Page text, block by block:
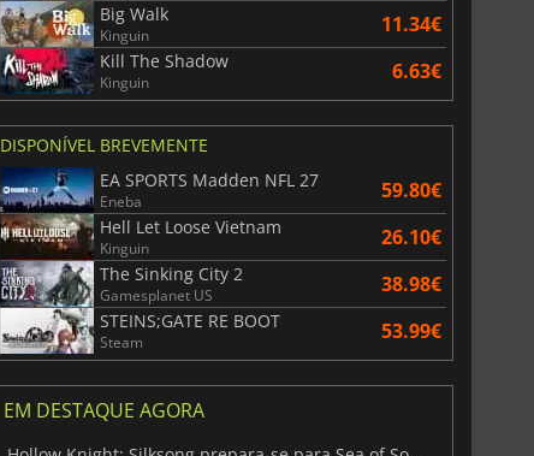
Big Walk
Kinguin 11.34€
Kill The Shadow
Kinguin 6.63€
DISPONÍVEL BREVEMENTE
EA SPORTS Madden NFL 27
Eneba 59.80€
Hell Let Loose Vietnam
Kinguin 26.10€
The Sinking City 2
Gamesplanet US 38.98€
STEINS;GATE RE BOOT
Steam 53.99€
EM DESTAQUE AGORA